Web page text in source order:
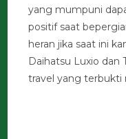
yang mumpuni
positif saat
heran jika saat ini
Daihatsu Luxio dan
travel yang terbukti